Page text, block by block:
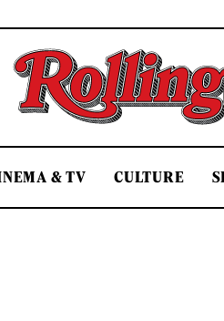
& TV CULTURE